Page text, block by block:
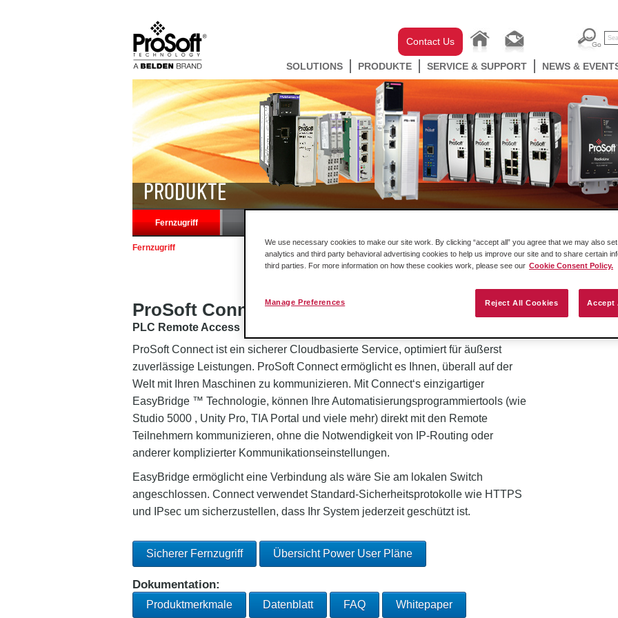
Contact Us
SOLUTIONS PRODUKTE SERVICE & SUPPORT NEWS &
PRODUKTE
Fernzugriff
Fernzugriff
ProSoft Connect
PLC Remote Access
ProSoft Connect ist ein sicherer Cloudbasierte Service, optimiert für äußerst
zuverlässige Leistungen. ProSoft Connect ermöglicht es Ihnen, überall auf der
Welt mit Ihren Maschinen zu kommunizieren. Mit Connect‘s einzigartiger
EasyBridge ™ Technologie, können Ihre Automatisierungsprogrammiertools (wie
Studio 5000 , Unity Pro, TIA Portal und viele mehr) direkt mit den Remote
Teilnehmern kommunizieren, ohne die Notwendigkeit von IP-Routing oder
anderer komplizierter Kommunikationseinstellungen.
EasyBridge ermöglicht eine Verbindung als wäre Sie am lokalen Switch
angeschlossen. Connect verwendet Standard-Sicherheitsprotokolle wie HTTPS
und IPsec um sicherzustellen, dass Ihr System jederzeit geschützt ist.
Sicherer Fernzugriff Übersicht Power User Pläne
Dokumentation:
Produktmerkmale Datenblatt FAQ Whitepaper
We use necessary cookies to make our site work. By clicking “accept all” you agree that we may also
analytics and third party behavioral advertising cookies to help us improve our site and to share certain
third parties. For more information on how these cookies work, please see our Cookie Consent Policy.
Reject All Cookies Accept
Manage Preferences